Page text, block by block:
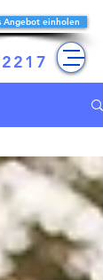
Angebot einholen